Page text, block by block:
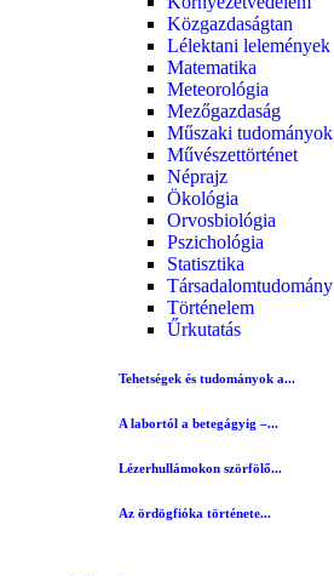
Közgazdaságtan
Lélektani lelemények
Matematika
Meteorológia
Mezőgazdaság
Műszaki tudományok
Művészettörténet
Néprajz
Ökológia
Orvosbiológia
Pszichológia
Statisztika
Társadalomtudomány
Történelem
Űrkutatás
Tehetségek és tudományok a...
A labortól a betegágyig –...
Lézerhullámokon szörfölő...
Az ördögfióka története...